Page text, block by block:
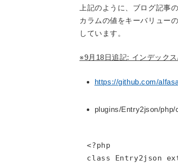
上記のように、ブログ記事
カラムの値をキーバリュー
しています。
※9月18日追記: インデック
https://github.com/
plugins/Entry2json/php/
<?php
class Entry2json